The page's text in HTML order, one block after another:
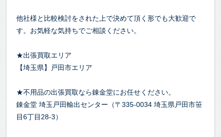
他社様と比較検討をされた上で決めて頂く形でも大歓迎で
す。お気軽な気持ちでご相談ください。
★出張買取エリア
【埼玉県】戸田市エリア
★不用品の出張買取なら錬金堂にお任せください。
錬金堂 埼玉戸田輸出センター（〒335-0034 埼玉県戸田市笹
目6丁目28-3）